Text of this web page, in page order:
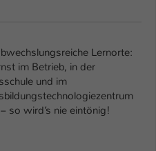
Lernorte:
im Betrieb, in der
und im
so wird’s nie eintönig!